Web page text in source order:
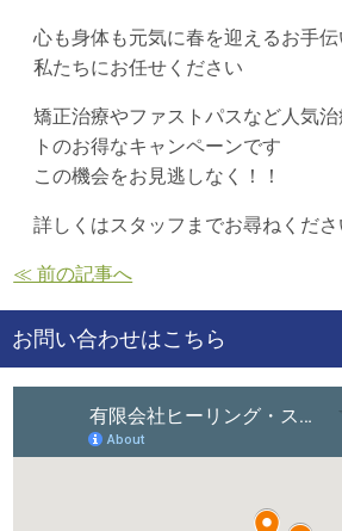
心も身体も元気に春を迎えるお手伝
私たちにお任せください
矯正治療やファストパスなど人気
トのお得なキャンペーンです
この機会をお見逃しなく！！
詳しくはスタッフまでお尋ねくださ
≪ 前の記事へ
お問い合わせはこちら